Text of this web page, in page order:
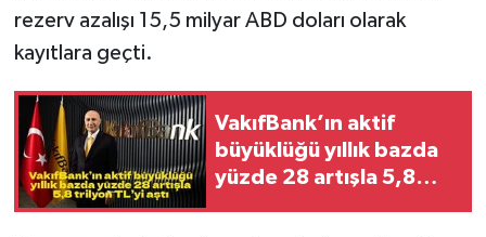
rezerv azalışı 15,5 milyar ABD doları olarak
kayıtlara geçti.
VakıfBank’ın aktif
büyüklüğü yıllık bazda
yüzde 28 artışla 5,8